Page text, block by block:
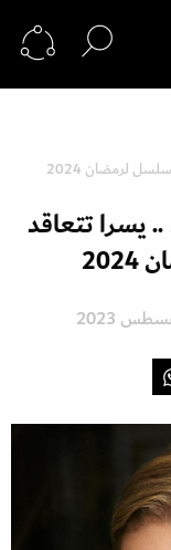
لرمضان 2024
.. يسرا تتعاقد